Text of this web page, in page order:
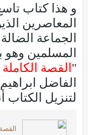
و هذا كتاب
المعاصرين
الجماعة
المسلمين
" القصة
الفاضل
لتنزيل الكتاب